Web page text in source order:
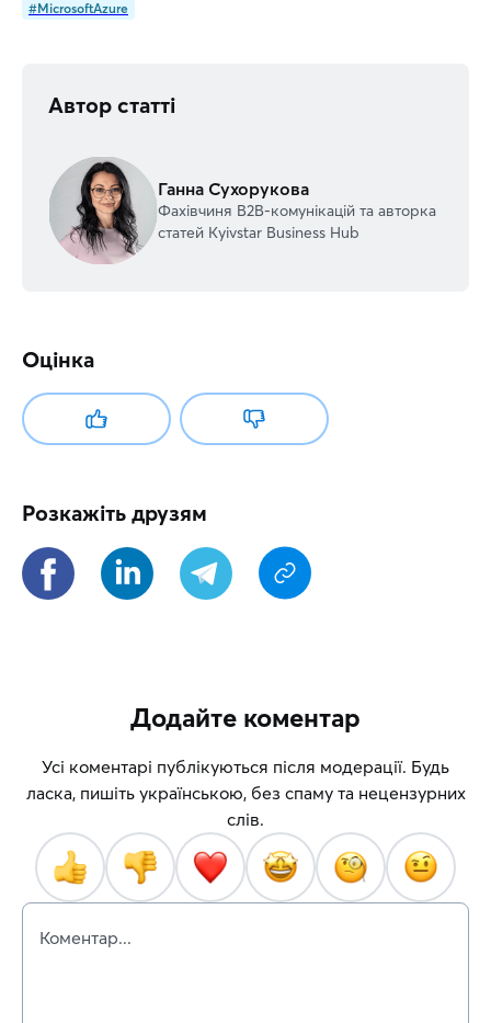
#MicrosoftAzure
Автор статті
Ганна Сухорукова
Фахівчиня В2В-комунікацій та авторка
статей Kyivstar Business Hub
Оцінка
Розкажіть друзям
Додайте коментар
Усі коментарі публікуються після модерації. Будь
ласка, пишіть українською, без спаму та нецензурних
слів.
Коментар...